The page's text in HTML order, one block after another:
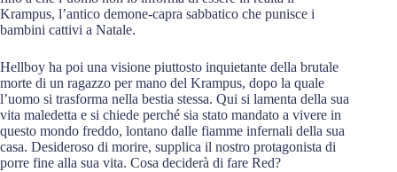
Krampus, l’antico demone-capra sabbatico che punisce i
bambini cattivi a Natale.
Hellboy ha poi una visione piuttosto inquietante della brutale
morte di un ragazzo per mano del Krampus, dopo la quale
l’uomo si trasforma nella bestia stessa. Qui si lamenta della sua
vita maledetta e si chiede perché sia stato mandato a vivere in
questo mondo freddo, lontano dalle fiamme infernali della sua
casa. Desideroso di morire, supplica il nostro protagonista di
porre fine alla sua vita. Cosa deciderà di fare Red?